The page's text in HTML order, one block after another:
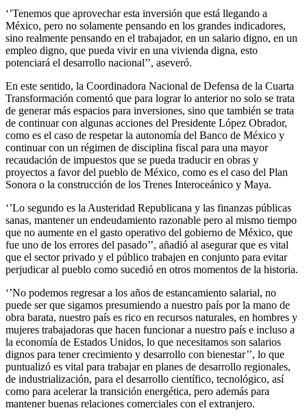
‘’Tenemos que aprovechar esta inversión que está llegando a
México, pero no solamente pensando en los grandes indicadores,
sino realmente pensando en el trabajador, en un salario digno, en un
empleo digno, que pueda vivir en una vivienda digna, esto
potenciará el desarrollo nacional’’, aseveró.
En este sentido, la Coordinadora Nacional de Defensa de la Cuarta
Transformación comentó que para lograr lo anterior no solo se trata
de generar más espacios para inversiones, sino que también se trata
de continuar con algunas acciones del Presidente López Obrador,
como es el caso de respetar la autonomía del Banco de México y
continuar con un régimen de disciplina fiscal para una mayor
recaudación de impuestos que se pueda traducir en obras y
proyectos a favor del pueblo de México, como es el caso del Plan
Sonora o la construcción de los Trenes Interoceánico y Maya.
‘’Lo segundo es la Austeridad Republicana y las finanzas públicas
sanas, mantener un endeudamiento razonable pero al mismo tiempo
que no aumente en el gasto operativo del gobierno de México, que
fue uno de los errores del pasado’’, añadió al asegurar que es vital
que el sector privado y el público trabajen en conjunto para evitar
perjudicar al pueblo como sucedió en otros momentos de la historia.
‘’No podemos regresar a los años de estancamiento salarial, no
puede ser que sigamos presumiendo a nuestro país por la mano de
obra barata, nuestro país es rico en recursos naturales, en hombres y
mujeres trabajadoras que hacen funcionar a nuestro país e incluso a
la economía de Estados Unidos, lo que necesitamos son salarios
dignos para tener crecimiento y desarrollo con bienestar’’, lo que
puntualizó es vital para trabajar en planes de desarrollo regionales,
de industrialización, para el desarrollo científico, tecnológico, así
como para acelerar la transición energética, pero además para
mantener buenas relaciones comerciales con el extranjero.